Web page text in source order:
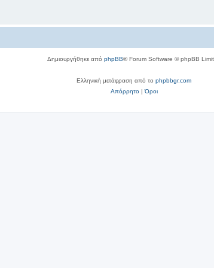
Δημιουργήθηκε από phpBB® Forum Software © phpBB
Ελληνική μετάφραση από το phpbbgr.com
Απόρρητο|Όροι